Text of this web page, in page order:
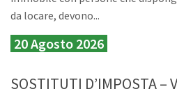
da locare, devono...
20 Agosto 2026
SOSTITUTI D’IMPOSTA